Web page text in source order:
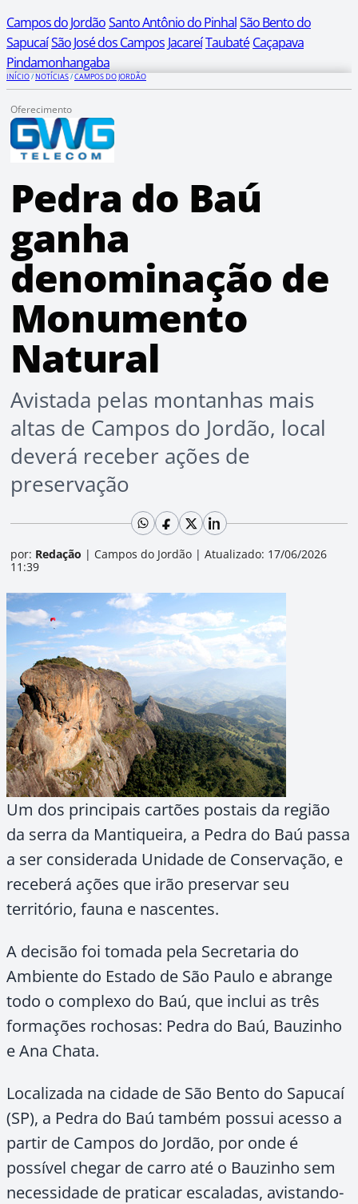
Campos do JordãoSanto Antônio do PinhalSão Bento do
SapucaíSão José dos Campos JacareíTaubaté Caçapava
Pindamonhangaba
INÍCIO/NOTÍCIAS/CAMPOS DO JORDÃO
Oferecimento
Pedra do Baú
ganha
denominação de
Monumento
Natural
Avistada pelas montanhas mais
altas de Campos do Jordão, local
deverá receber ações de
preservação
por: Redação | Campos do Jordão | Atualizado: 17/06/2026
11:39
Um dos principais cartões postais da região
da serra da Mantiqueira, a Pedra do Baú passa
a ser considerada Unidade de Conservação, e
receberá ações que irão preservar seu
território, fauna e nascentes.
A decisão foi tomada pela Secretaria do
Ambiente do Estado de São Paulo e abrange
todo o complexo do Baú, que inclui as três
formações rochosas: Pedra do Baú, Bauzinho
e Ana Chata.
Localizada na cidade de São Bento do Sapucaí
(SP), a Pedra do Baú também possui acesso a
partir de Campos do Jordão, por onde é
possível chegar de carro até o Bauzinho sem
necessidade de praticar escaladas, avistando-